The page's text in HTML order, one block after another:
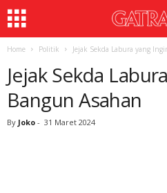
Home Politik Jejak Sekda Labura yang
Jejak Sekda
Bangun Asahan
By Joko - 31 Maret 2024